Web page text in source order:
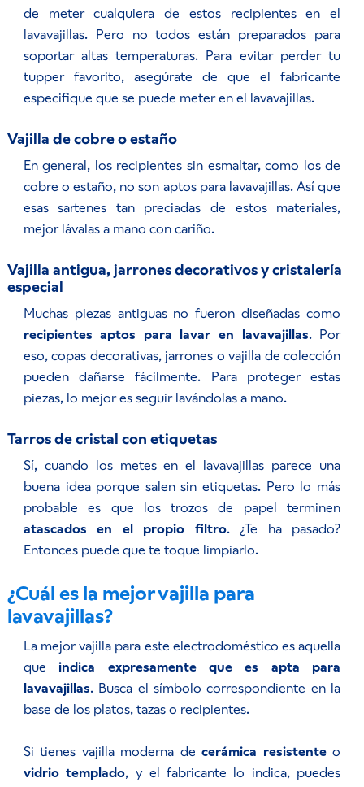
de meter cualquiera de estos recipientes en el
lavavajillas. Pero no todos están preparados para
soportar altas temperaturas. Para evitar perder tu
tupper favorito, asegúrate de que el fabricante
especifique que se puede meter en el lavavajillas.
Vajilla de cobre o estaño
En general, los recipientes sin esmaltar, como los de
cobre o estaño, no son aptos para lavavajillas. Así que
esas sartenes tan preciadas de estos materiales,
mejor lávalas a mano con cariño.
Vajilla antigua, jarrones decorativos y cristalería
especial
Muchas piezas antiguas no fueron diseñadas como
recipientes aptos para lavar en lavavajillas. Por
eso, copas decorativas, jarrones o vajilla de colección
pueden dañarse fácilmente. Para proteger estas
piezas, lo mejor es seguir lavándolas a mano.
Tarros de cristal con etiquetas
Sí, cuando los metes en el lavavajillas parece una
buena idea porque salen sin etiquetas. Pero lo más
probable es que los trozos de papel terminen
atascados en el propio filtro. ¿Te ha pasado?
Entonces puede que te toque limpiarlo.
¿Cuál es la mejor vajilla para
lavavajillas?
La mejor vajilla para este electrodoméstico es aquella
queindica expresamente que es apta para
lavavajillas. Busca el símbolo correspondiente en la
base de los platos, tazas o recipientes.
Si tienes vajilla moderna decerámica resistenteo
vidrio templado, y el fabricante lo indica, puedes